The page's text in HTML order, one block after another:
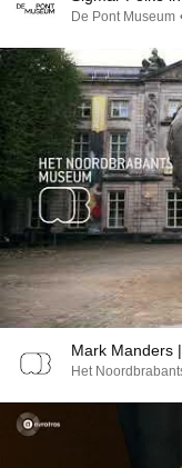
De Pont Museum
Mark Manders
Het